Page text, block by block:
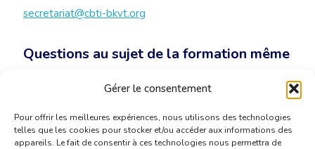
Gérer le consentement
Pour offrir les meilleures expériences, nous utilisons des technologies
telles que les cookies pour stocker et/ou accéder aux informations des
appareils. Le fait de consentir à ces technologies nous permettra de
secretariat@cbti-bkvt.org
Questions au sujet de la formation même
pilawski.translations@pilawski.be